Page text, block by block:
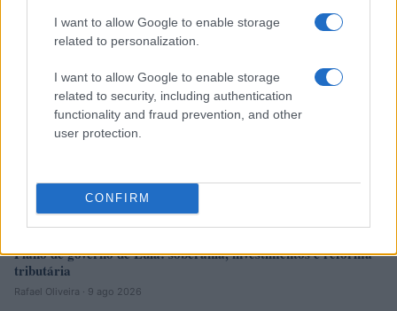
I want to allow Google to enable storage
related to personalization.
I want to allow Google to enable storage
related to security, including authentication
functionality and fraud prevention, and other
user protection.
CONFIRM
Plano de governo de Lula: soberania, investimentos e reforma
tributária
Rafael Oliveira · 9 ago 2026